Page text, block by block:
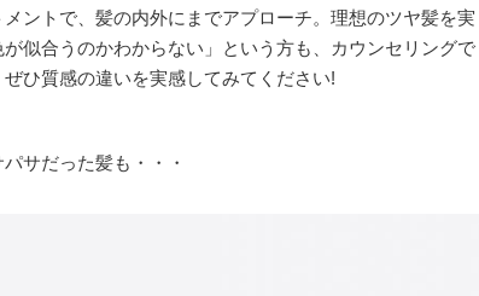
ントで、髪の内外にまでアプローチ。理想のツヤ髪を実
似合うのかわからない」という方も、カウンセリングで
ひ質感の違いを実感してみてください!
サだった髪も・・・